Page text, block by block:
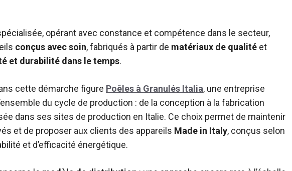
opérant avec constance et compétence dans le secteur,
conçus avec soin, fabriqués à partir de matériaux de qualité et
et durabilité dans le temps.
cette démarche figure Poêles à Granulés Italia, une entreprise
du cycle de production : de la conception à la fabrication
dans ses sites de production en Italie. Ce choix permet de maintenir
et de proposer aux clients des appareils Made in Italy, conçus selon
et d’efficacité énergétique.